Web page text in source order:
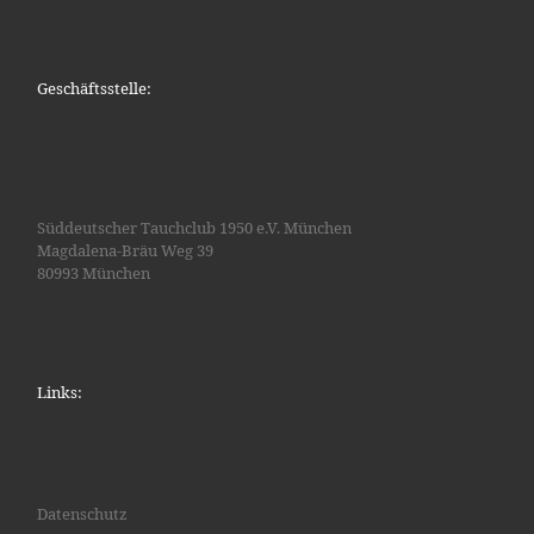
Geschäftsstelle:
Süddeutscher Tauchclub 1950 e.V. München
Magdalena-Bräu Weg 39
80993 München
Links:
Datenschutz